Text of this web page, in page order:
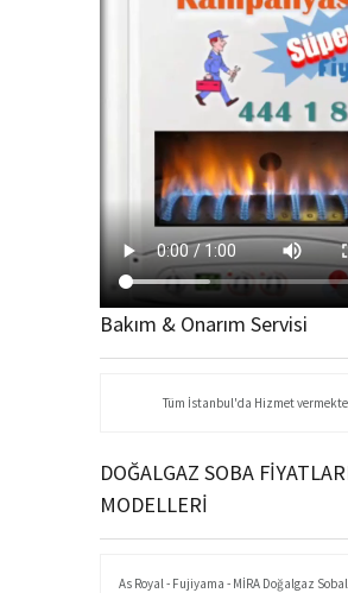
Bakım & Onarım Servisi
Tüm İstanbul'da Hizmet
DOĞALGAZ SOBA
MODELLERİ
As Royal - Fujiyama - MİRA Doğalgaz